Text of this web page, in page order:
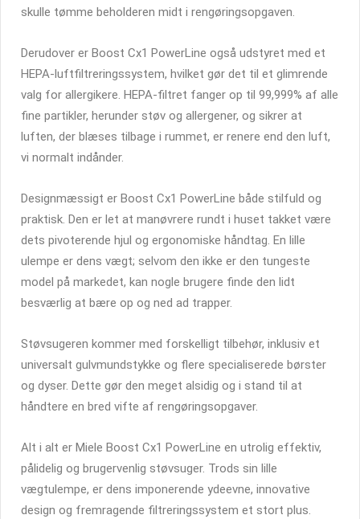
skulle tømme beholderen midt i rengøringsopgaven.
Derudover er Boost Cx1 PowerLine også udstyret med et
HEPA-luftfiltreringssystem, hvilket gør det til et glimrende
valg for allergikere. HEPA-filtret fanger op til 99,999% af alle
fine partikler, herunder støv og allergener, og sikrer at
luften, der blæses tilbage i rummet, er renere end den luft,
vi normalt indånder.
Designmæssigt er Boost Cx1 PowerLine både stilfuld og
praktisk. Den er let at manøvrere rundt i huset takket være
dets pivoterende hjul og ergonomiske håndtag. En lille
ulempe er dens vægt; selvom den ikke er den tungeste
model på markedet, kan nogle brugere finde den lidt
besværlig at bære op og ned ad trapper.
Støvsugeren kommer med forskelligt tilbehør, inklusiv et
universalt gulvmundstykke og flere specialiserede børster
og dyser. Dette gør den meget alsidig og i stand til at
håndtere en bred vifte af rengøringsopgaver.
Alt i alt er Miele Boost Cx1 PowerLine en utrolig effektiv,
pålidelig og brugervenlig støvsuger. Trods sin lille
vægtulempe, er dens imponerende ydeevne, innovative
design og fremragende filtreringssystem et stort plus.